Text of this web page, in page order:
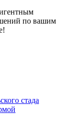
по вашим
стада